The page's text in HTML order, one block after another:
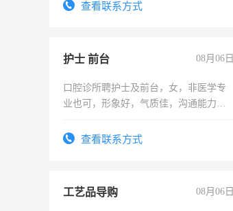
查看联系方式
护士 前台 08月06日
口腔诊所聘护士及前台，女，非医学专
业也可，形象好，气质佳，沟通能力
查看联系方式
工艺品导购 08月06日